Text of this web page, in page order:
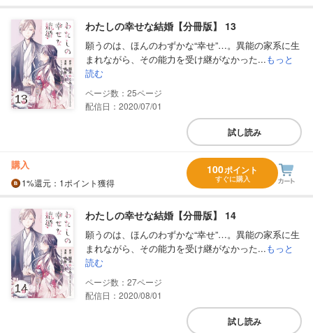
わたしの幸せな結婚【分冊版】 13
願うのは、ほんのわずかな“幸せ”…。異能の家系に生
まれながら、その能力を受け継がなかった...もっと
読む
25
配信日：2020/07/01
試し読み
購入
1%還元 ：1ポイント獲得
100ポイント
すぐに購入
わたしの幸せな結婚【分冊版】 14
願うのは、ほんのわずかな“幸せ”…。異能の家系に生
まれながら、その能力を受け継がなかった...もっと
読む
27
配信日：2020/08/01
試し読み